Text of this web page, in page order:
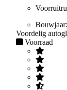
Bouwjaar:
Voordelig
Voorraad